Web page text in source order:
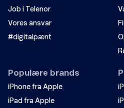
Job i Telenor
Vores ansvar
#digitalpænt
Populære brands
iPhone fra Apple
iPad fra Apple